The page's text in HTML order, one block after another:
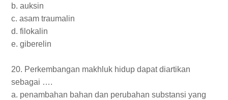
b. auksin
c. asam traumalin
d. filokalin
e. giberelin
20. Perkembangan makhluk hidup dapat diartikan
sebagai ….
a. penambahan bahan dan perubahan substansi yang